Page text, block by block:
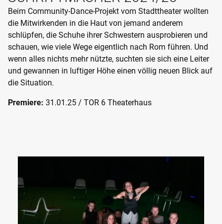
Beim Community-Dance-Projekt vom Stadttheater wollten
die Mitwirkenden in die Haut von jemand anderem
schlüpfen, die Schuhe ihrer Schwestern ausprobieren und
schauen, wie viele Wege eigentlich nach Rom führen. Und
wenn alles nichts mehr nützte, suchten sie sich eine Leiter
und gewannen in luftiger Höhe einen völlig neuen Blick auf
die Situation.
Premiere: 31.01.25 / TOR 6 Theaterhaus